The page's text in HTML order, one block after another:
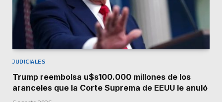
JUDICIALES
Trump reembolsa u$s100.000 millones de los
aranceles que la Corte Suprema de EEUU le anuló